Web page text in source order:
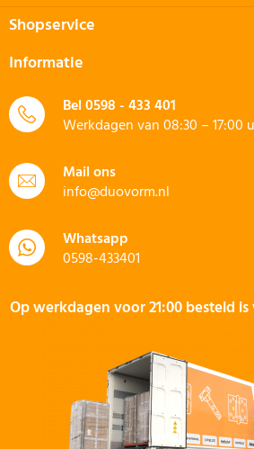
Shopservice
Informatie
Bel0598 - 433 401
Werkdagen van 08:30 – 17:00
Mail ons
info@duovorm.nl
Whatsapp
0598-433401
Op werkdagen voor 21:00 besteld